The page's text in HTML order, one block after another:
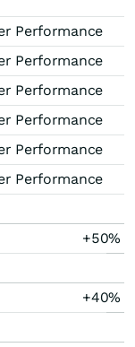
Performance
Performance
Performance
Performance
Performance
Performance
+50%
+40%